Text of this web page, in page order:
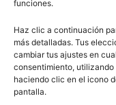
funciones.
Haz clic a continuación
más detalladas. Tus
cambiar tus ajustes en
consentimiento,
haciendo clic en el icono
pantalla.
Filosofía
Historia
Lengua
Tecnología
Varios